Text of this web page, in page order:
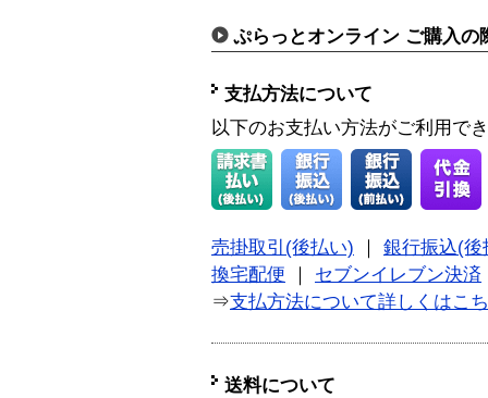
ぷらっとオンライン ご購入の
支払方法について
以下のお支払い方法がご利用で
売掛取引(後払い)
銀行振込(後
換宅配便
セブンイレブン決済
⇒支払方法について詳しくはこ
送料について